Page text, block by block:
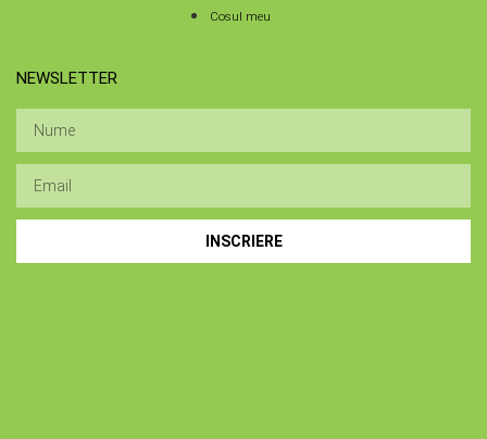
Cosul meu
NEWSLETTER
INSCRIERE